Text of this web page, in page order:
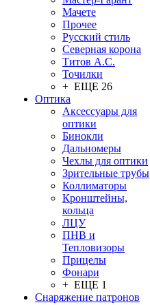
Мачете
Прочее
Русский стиль
Северная корона
Титов А.С.
Точилки
+ ЕЩЕ 26
Оптика
Аксессуары для
оптики
Бинокли
Дальномеры
Чехлы для оптики
Зрительные трубы
Коллиматоры
Кронштейны,
кольца
ЛЦУ
ПНВ и
Тепловизоры
Прицелы
Фонари
+ ЕЩЕ 1
Снаряжение патронов